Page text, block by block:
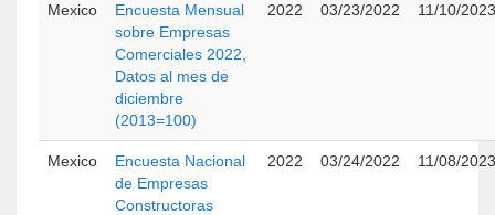
Mexico
Encuesta Mensual
sobre Empresas
Comerciales 2022,
Datos al mes de
diciembre
(2013=100)
2022 03/23/2022 11/10/2023
Mexico
Encuesta Nacional
de Empresas
Constructoras
2022 03/24/2022 11/08/2023